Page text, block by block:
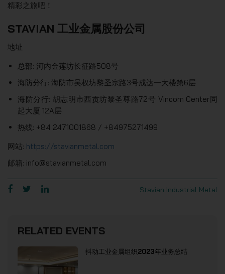
精彩之旅吧！
STAVIAN 工业金属股份公司
地址
总部: 河内金莲坊长征路508号
海防分行: 海防市吴权坊黎圣宗路3号成达一大楼第6层
海防分行: 胡志明市西贡坊黎圣尊路72号 Vincom Center同
起大厦 12A层
热线: +84 2471001868 / +84975271499
网站: https://stavianmetal.com
邮箱: info@stavianmetal.com
Stavian Industrial Metal
RELATED EVENTS
抖动工业金属组织2023年业务总结